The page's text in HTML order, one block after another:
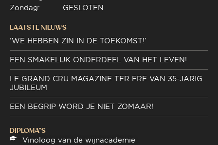
Zondag:
GESLOTEN
LAATSTE NIEUWS
‘WE HEBBEN ZIN IN DE TOEKOMST!’
EEN SMAKELIJK ONDERDEEL VAN HET LEVEN!
LE GRAND CRU MAGAZINE TER ERE VAN 35-JARIG
JUBILEUM
EEN BEGRIP WORD JE NIET ZOMAAR!
DIPLOMA"S
Vinoloog van de wijnacademie